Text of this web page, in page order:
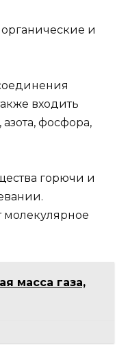
и
входить
фосфора,
горючи и
молекулярное
масса газа,